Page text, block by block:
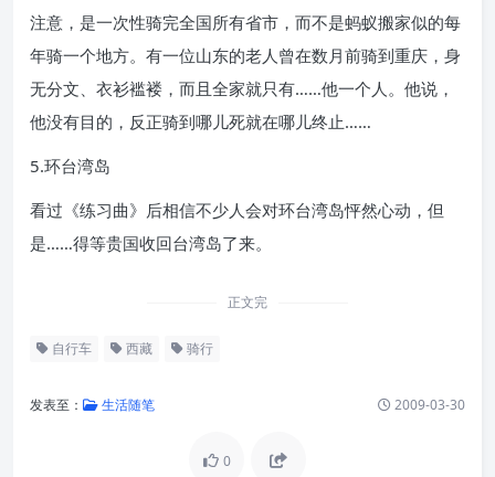
注意，是一次性骑完全国所有省市，而不是蚂蚁搬家似的每
年骑一个地方。有一位山东的老人曾在数月前骑到重庆，身
无分文、衣衫褴褛，而且全家就只有……他一个人。他说，
他没有目的，反正骑到哪儿死就在哪儿终止……
5.环台湾岛
看过《练习曲》后相信不少人会对环台湾岛怦然心动，但
是……得等贵国收回台湾岛了来。
正文完
自行车 西藏 骑行
发表至： 生活随笔 2009-03-30
0